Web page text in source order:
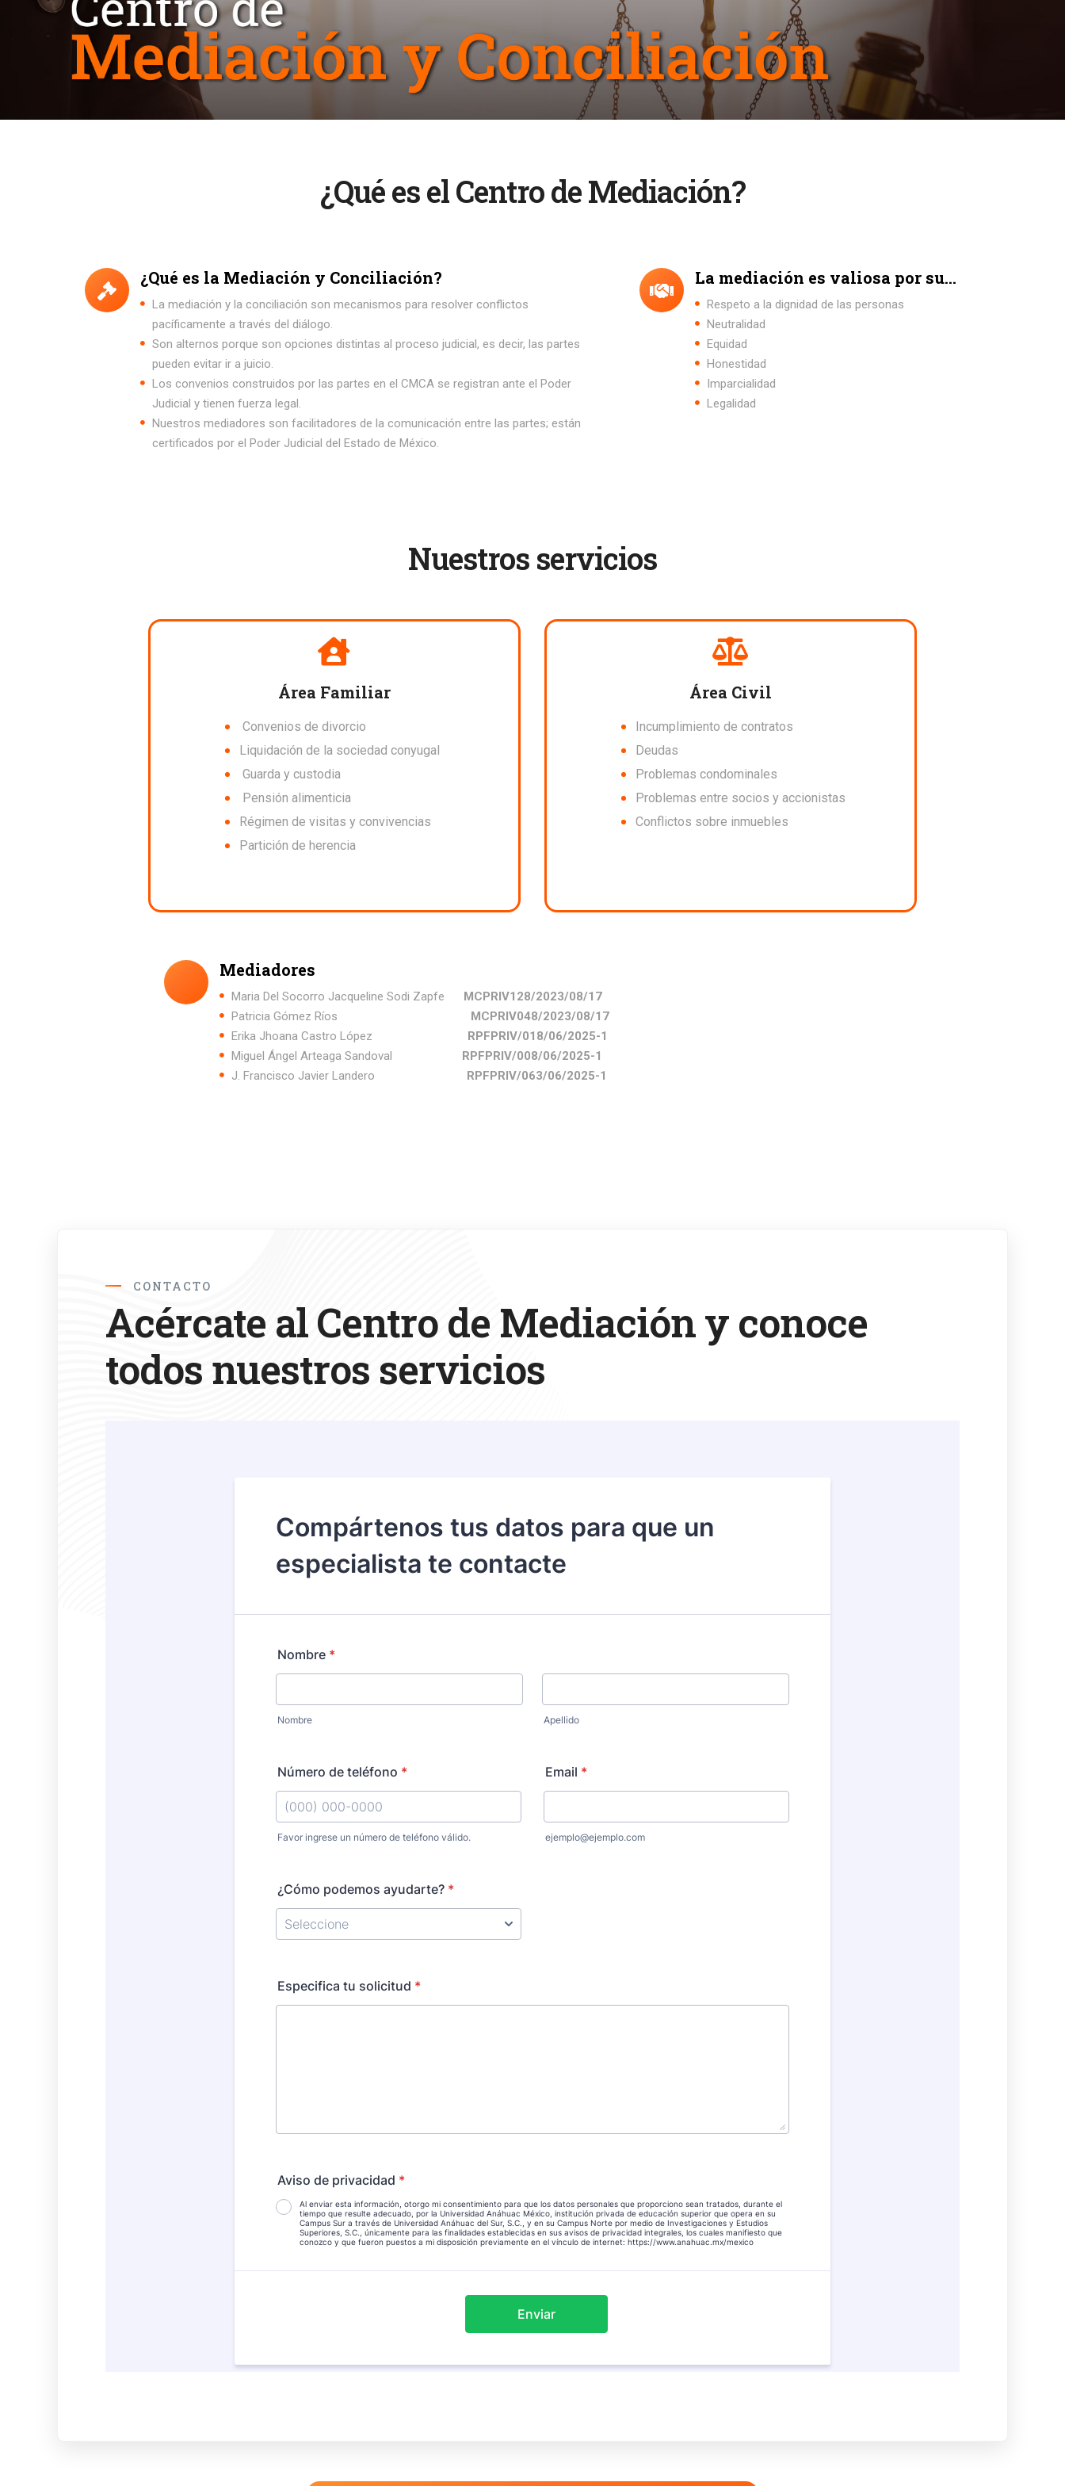
¿Qué es el Centro de Mediación?
¿Qué es la Mediación y Conciliación?
La mediación y la conciliación son mecanismos para resolver conflictos
pacíficamente a través del diálogo.
Son alternos porque son opciones distintas al proceso judicial, es decir, las partes
pueden evitar ir a juicio.
Los convenios construidos por las partes en el CMCA se registran ante el Poder
Judicial y tienen fuerza legal.
Nuestros mediadores son facilitadores de la comunicación entre las partes; están
certificados por el Poder Judicial del Estado de México.
La mediación es valiosa por su...
Respeto a la dignidad de las personas
Neutralidad
Equidad
Honestidad
Imparcialidad
Legalidad
Nuestros servicios
Área Familiar
Convenios de divorcio
Liquidación de la sociedad conyugal
Guarda y custodia
Pensión alimenticia
Régimen de visitas y convivencias
Partición de herencia
Área Civil
Incumplimiento de contratos
Deudas
Problemas condominales
Problemas entre socios y accionistas
Conflictos sobre inmuebles
Mediadores
Maria Del Socorro Jacqueline Sodi Zapfe MCPRIV128/2023/08/17
Patricia Gómez Ríos MCPRIV048/2023/08/17
Erika Jhoana Castro López RPFPRIV/018/06/2025-1
Miguel Ángel Arteaga Sandoval RPFPRIV/008/06/2025-1
J. Francisco Javier Landero RPFPRIV/063/06/2025-1
CONTACTO
Acércate al Centro de Mediación y conoce
todos nuestros servicios